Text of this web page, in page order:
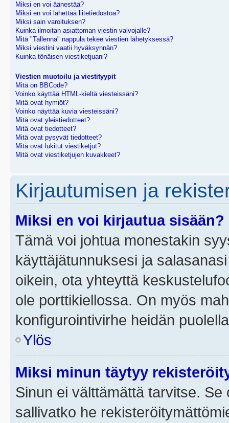
Miksi en voi äänestää?
Miksi en voi lähettää liitetiedostoa?
Miksi sain varoituksen?
Kuinka ilmoitan asiattoman viestin valvojalle?
Mitä "Tallenna" nappula tekee viestien lähetyksessä?
Miksi viestini vaatii hyväksynnän?
Kuinka tönäisen viestiketjuani?
Viestien muotoilu ja viestityypit
Mitä on BBCode?
Voinko käyttää HTML-kieltä viesteissäni?
Mitä ovat hymiöt?
Voinko näyttää kuvia viesteissäni?
Mitä ovat yleistiedotteet?
Mitä ovat tiedotteet?
Mitä ovat pysyvät tiedotteet?
Mitä ovat lukitut viestiketjut?
Mitä ovat viestiketjujen kuvakkeet?
Kirjautumisen ja
Miksi en voi kirjautua sisään?
Tämä voi johtua monestakin
käyttäjätunnuksesi ja
oikein, ota yhteyttä
ole porttikiellossa. On myös
konfigurointivirhe heidän
Ylös
Miksi minun täytyy
Sinun ei välttämättä tarvitse.
sallivatko he